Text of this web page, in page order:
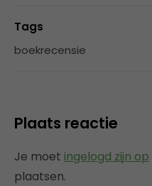
Tags
boekrecensie
Plaats reactie
Je moet ingelogd zijn op
plaatsen.